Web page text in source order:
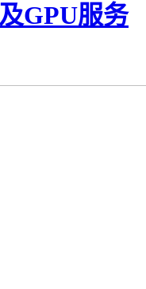
GPU服务